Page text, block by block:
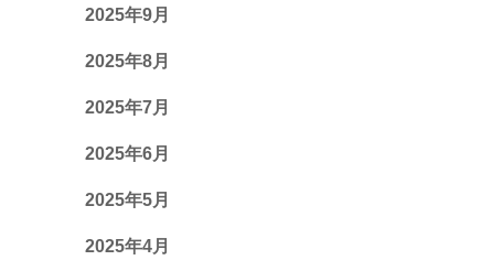
2025年9月
2025年8月
2025年7月
2025年6月
2025年5月
2025年4月